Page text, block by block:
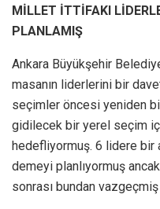
MİLLET İTTİFAKI
PLANLAMIŞ
Ankara Büyükşehir
masanın liderlerini bir
seçimler öncesi yeniden
gidilecek bir yerel seçim
hedefliyormuş. 6 lidere bir
demeyi planlıyormuş
sonrası bundan